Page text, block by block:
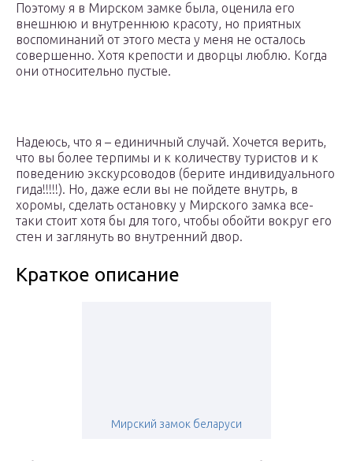
Поэтому я в Мирском замке была, оценила его
внешнюю и внутреннюю красоту, но приятных
воспоминаний от этого места у меня не осталось
совершенно. Хотя крепости и дворцы люблю. Когда
они относительно пустые.
Надеюсь, что я – единичный случай. Хочется верить,
что вы более терпимы и к количеству туристов и к
поведению экскурсоводов (берите индивидуального
гида!!!!!). Но, даже если вы не пойдете внутрь, в
хоромы, сделать остановку у Мирского замка все-
таки стоит хотя бы для того, чтобы обойти вокруг его
стен и заглянуть во внутренний двор.
Краткое описание
Мирский замок беларуси